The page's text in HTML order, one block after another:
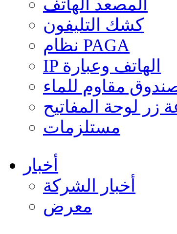
المصعد الهاتف
كشك التليفون
نظام PAGA
IP الهاتف وعبارة
مقاوم للماء
زر لوحة المفاتيح
مستلزمات
أخبار
أخبار الشركة
معرض